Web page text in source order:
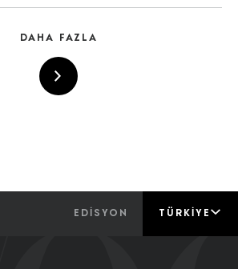
DAHA FAZLA
EDİSYON TÜRKIYE